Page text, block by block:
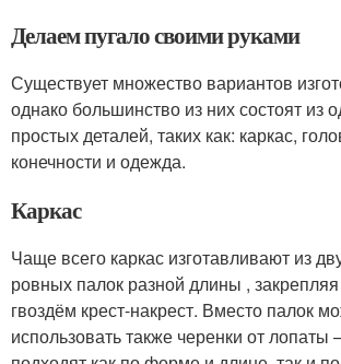
Делаем пугало своими руками
Существует множество вариантов
однако большинство из них состоят из
простых деталей, таких как: каркас,
конечности и одежда.
Каркас
Чаще всего каркас изготавливают из
ровных палок разной длины ,
гвоздём крест-накрест. Вместо палок
использовать также черенки от